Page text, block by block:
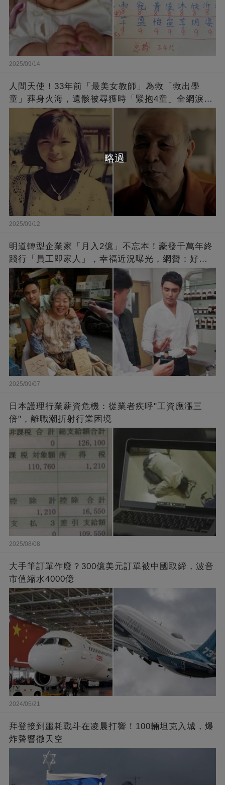
2025/09/14
人間天使！33年前「最美女教師」為救「救出學
童」葬身火海，遺骸被尋獲時「緊抱4童」全網淚
崩：真正的英雄不該被遺忘
2025/09/12
明道轉型企業家「月入2億」不忘本！豪發千萬年終
踐行「員工即家人」，幸福近況曝光，網贊：好老
闆的福報
2025/09/07
日本護理行業薪資危機：從業者疾呼"工資應漲三
倍"，離職潮折射行業困境
2025/08/08
大手筆訂單作廢？300億美元訂單被中國取締，波音
市值縮水4000億
2024/05/21
拜登接到噩耗戰斗在凌晨打響！100輛坦克入城，爆
炸聲響徹天空
略過